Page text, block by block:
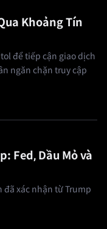
Khoảng Tín
để tiếp cận giao dịch
ngăn chặn truy cập
Fed, Dầu Mỏ và
đã xác nhận từ Trump